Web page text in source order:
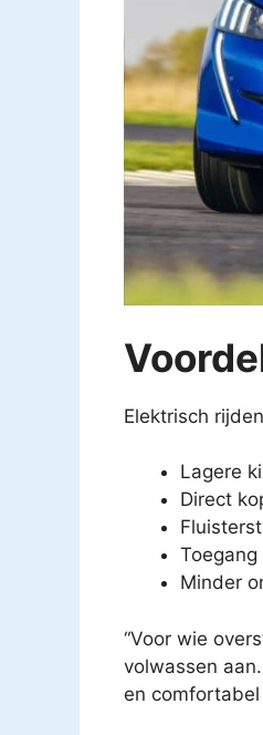
Elektrisch
Lagere
Direct
Minder
“Voor wie
volwassen
en